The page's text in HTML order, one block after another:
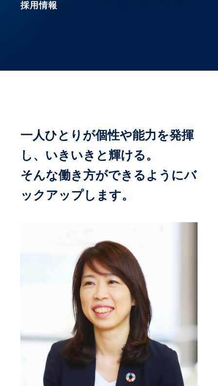
採用情報
一人ひとりが個性や能力を発揮
し、いきいきと輝ける。
そんな働き方ができるようにバ
ックアップします。